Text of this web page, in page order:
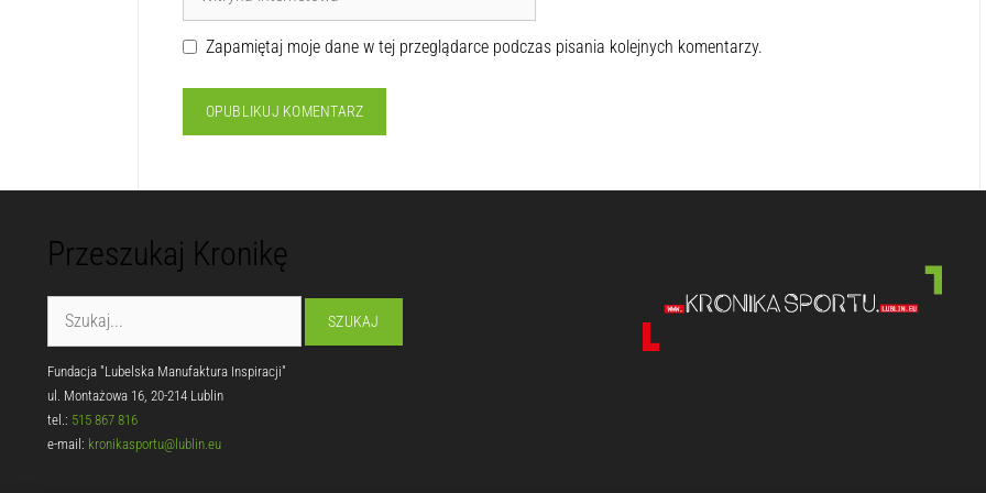
Zapamiętaj moje dane w tej przeglądarce podczas pisania kolejnych komentarzy.
Przeszukaj Kronikę
Fundacja "Lubelska Manufaktura Inspiracji"
ul. Montażowa 16, 20-214 Lublin
tel.: 515 867 816
e-mail: kronikasportu@lublin.eu